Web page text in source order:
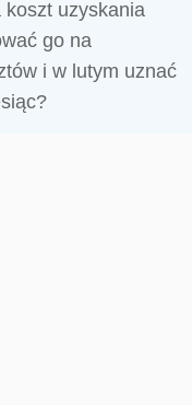
koszt uzyskania
go na
i w lutym uznać